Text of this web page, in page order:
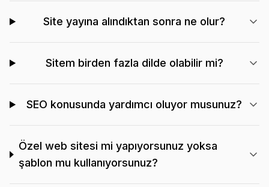
Site yayına alındıktan sonra ne olur?
Sitem birden fazla dilde olabilir mi?
SEO konusunda yardımcı oluyor musunuz?
Özel web sitesi mi yapıyorsunuz yoksa
şablon mu kullanıyorsunuz?